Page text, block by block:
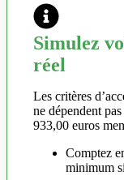
Simulez
réel
Les critères
ne dépendent
933,00 euros
Comptez
minimum